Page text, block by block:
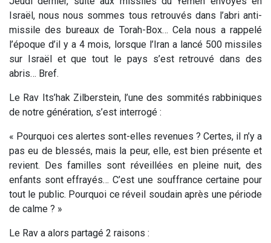
Israël, nous nous sommes tous retrouvés dans l’abri anti-
missile des bureaux de Torah-Box… Cela nous a rappelé
l’époque d’il y a 4 mois, lorsque l’Iran a lancé 500 missiles
sur Israël et que tout le pays s’est retrouvé dans des
abris… Bref.
Le Rav Its’hak Zilberstein, l’une des sommités rabbiniques
de notre génération, s’est interrogé :
« Pourquoi ces alertes sont-elles revenues ? Certes, il n’y a
pas eu de blessés, mais la peur, elle, est bien présente et
revient. Des familles sont réveillées en pleine nuit, des
enfants sont effrayés… C’est une souffrance certaine pour
tout le public. Pourquoi ce réveil soudain après une période
de calme ? »
Le Rav a alors partagé 2 raisons :